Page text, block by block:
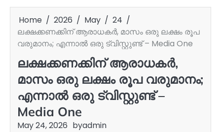
Home 2026 May
24
ലക്ഷക്കണക്കിന് ആരാധകർ, മാസം ഒരു ലക്ഷം രൂപ
വരുമാനം; എന്നാൽ ഒരു ട്വിസ്റ്റുണ്ട് – Media One
ലക്ഷക്കണക്കിന് ആരാധകർ,
മാസം ഒരു ലക്ഷം രൂപ വരുമാനം;
എന്നാൽ ഒരു ട്വിസ്റ്റുണ്ട് –
Media One
May 24, 2026 byadmin